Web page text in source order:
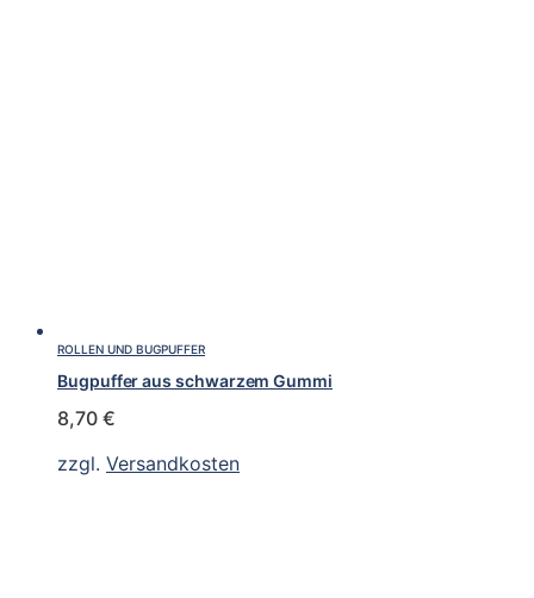
ROLLEN UND BUGPUFFER
Bugpuffer aus schwarzem Gummi
8,70 €
zzgl. Versandkosten